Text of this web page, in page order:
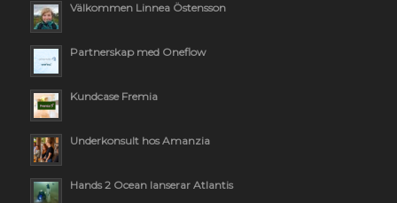
Välkommen Linnea Östensson
Partnerskap med Oneflow
Kundcase Fremia
Underkonsult hos Amanzia
Hands 2 Ocean lanserar Atlantis